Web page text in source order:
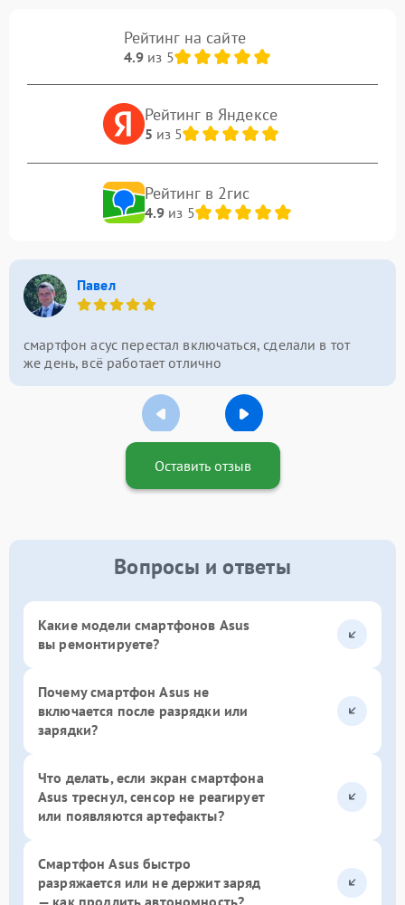
Рейтинг на сайте
4.9из 5
Рейтинг в Яндексе
5 из 5
Рейтинг в 2гис
4.9из 5
Павел
смартфон асус перестал включаться, сделали в тот
же день, всё работает отлично
Оставить отзыв
Вопросы и ответы
Какие модели смартфонов Asus
вы ремонтируете?
Почему смартфон Asus не
включается после разрядки или
зарядки?
Что делать, если экран смартфона
Asus треснул, сенсор не реагирует
или появляются артефакты?
Смартфон Asus быстро
разряжается или не держит заряд
— как продлить автономность?